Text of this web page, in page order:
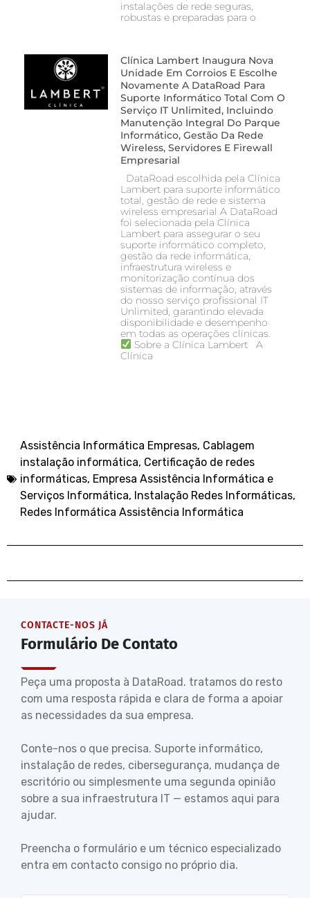
instalações de rede seguras,
robustas e preparadas para o
Clínica Lambert Inaugura Nova
Unidade Em Corroios E Escolhe
Novamente A DataRoad Para
Suporte Informático Total Com O
Serviço IT Unlimited, Incluindo
Manutenção Integral Do Parque
Informático, Gestão Da Rede
Wireless, Servidores E Firewall
Empresarial
DataRoad escolhida pela Clínica
Lambert para suporte informático
total, gestão de rede e sistema
wireless empresarial A DataRoad
foi selecionada pela Clínica
Lambert para assegurar o seu
suporte informático completo,
gestão da rede informática,
infraestrutura wireless e
monitorização contínua dos
sistemas de informação, através
do nosso serviço profissional IT
Unlimited, garantindo elevada
disponibilidade e desempenho
em todas as operações clínicas.
Sobre a Clínica Lambert A
Clínica
Assistência Informática Empresas, Cablagem
instalação informática, Certificação de redes
informáticas, Empresa Assistência Informática e
Serviços Informática, Instalação Redes Informáticas,
Redes Informática Assistência Informática
CONTACTE-NOS JÁ
Formulário De Contato
Peça uma proposta à DataRoad. tratamos do resto
com uma resposta rápida e clara de forma a apoiar
as necessidades da sua empresa.
Conte-nos o que precisa. Suporte informático,
instalação de redes, cibersegurança, mudança de
escritório ou simplesmente uma segunda opinião
sobre a sua infraestrutura IT — estamos aqui para
ajudar.
Preencha o formulário e um técnico especializado
entra em contacto consigo no próprio dia.